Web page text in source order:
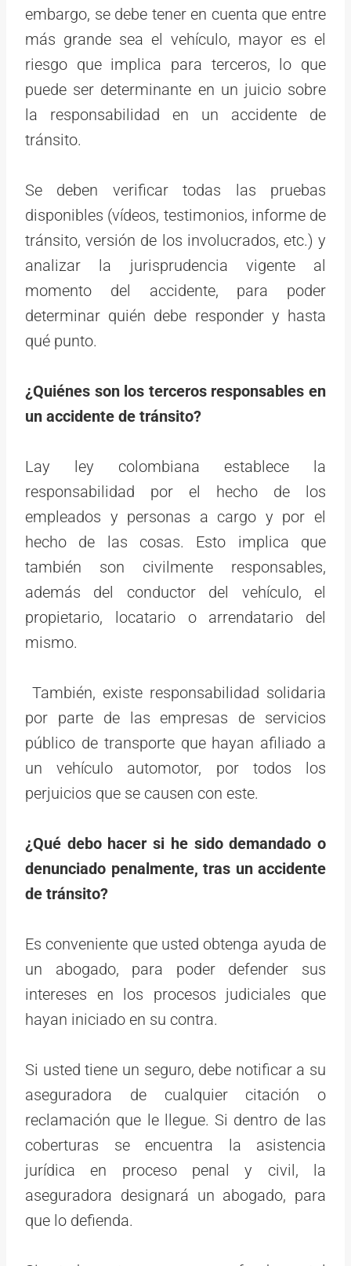
embargo, se debe tener en cuenta que entre
más grande sea el vehículo, mayor es el
riesgo que implica para terceros, lo que
puede ser determinante en un juicio sobre
la responsabilidad en un accidente de
tránsito.
Se deben verificar todas las pruebas
disponibles (vídeos, testimonios, informe de
tránsito, versión de los involucrados, etc.) y
analizar la jurisprudencia vigente al
momento del accidente, para poder
determinar quién debe responder y hasta
qué punto.
¿Quiénes son los terceros responsables en
un accidente de tránsito?
Lay ley colombiana establece la
responsabilidad por el hecho de los
empleados y personas a cargo y por el
hecho de las cosas. Esto implica que
también son civilmente responsables,
además del conductor del vehículo, el
propietario, locatario o arrendatario del
mismo.
También, existe responsabilidad solidaria
por parte de las empresas de servicios
público de transporte que hayan afiliado a
un vehículo automotor, por todos los
perjuicios que se causen con este.
¿Qué debo hacer si he sido demandado o
denunciado penalmente, tras un accidente
de tránsito?
Es conveniente que usted obtenga ayuda de
un abogado, para poder defender sus
intereses en los procesos judiciales que
hayan iniciado en su contra.
Si usted tiene un seguro, debe notificar a su
aseguradora de cualquier citación o
reclamación que le llegue. Si dentro de las
coberturas se encuentra la asistencia
jurídica en proceso penal y civil, la
aseguradora designará un abogado, para
que lo defienda.